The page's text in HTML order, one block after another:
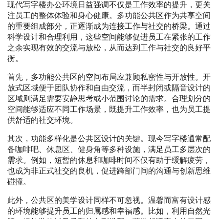
现代写字楼办公环境日益强调不仅是工作效率的提升，更关
注员工的整体体验和身心健康。多功能公共区作为共享空间
的重要组成部分，正逐渐成为连接工作与社交的桥梁。通过
科学设计和合理利用，这些空间能够促进员工在紧张的工作
之余实现有效的交流与放松，从而达到工作与社交的良好平
衡。
首先，多功能公共区的空间布局应兼顾私密性与开放性。开
放式区域便于团队协作和自由交流，而半封闭或隔音设计的
区域则满足需要安静思考或小范围讨论的需求。合理划分的
空间能够适应不同工作场景，既提升工作效率，也为员工提
供舒适的社交环境。
其次，功能多样化是公共区设计的关键。现今写字楼通常配
备咖啡吧、休息区、健身角等多种设施，满足员工多层次的
需求。例如，短暂的休息和咖啡时间不仅有助于缓解疲劳，
也成为非正式社交的良机，促进跨部门间的沟通与创新思维
碰撞。
此外，公共区的美学设计同样不可忽视。温馨而富有设计感
的环境能够提升员工的归属感和幸福感。比如，利用自然光